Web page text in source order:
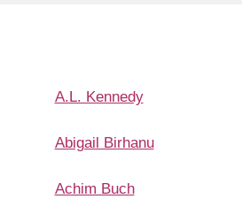
A.L. Kennedy
Abigail Birhanu
Achim Buch